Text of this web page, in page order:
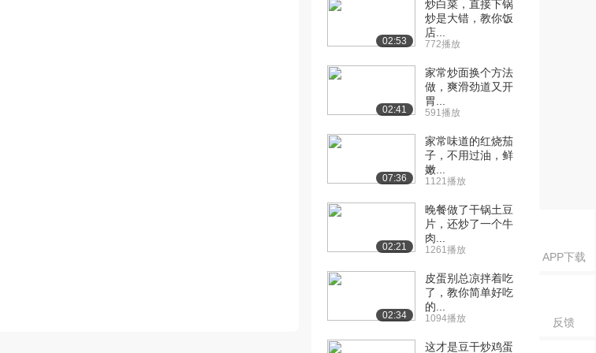
APP下载
反馈
02:53
炒白菜，直接下锅
炒是大错，教你饭
店...
772播放
02:41
家常炒面换个方法
做，爽滑劲道又开
胃...
591播放
07:36
家常味道的红烧茄
子，不用过油，鲜
嫩...
1121播放
02:21
晚餐做了干锅土豆
片，还炒了一个牛
肉...
1261播放
02:34
皮蛋别总凉拌着吃
了，教你简单好吃
的...
1094播放
这才是豆干炒鸡蛋